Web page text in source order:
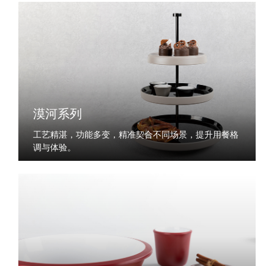
漠河系列
工艺精湛，功能多变，精准契合不同场景，提升用餐格
调与体验。